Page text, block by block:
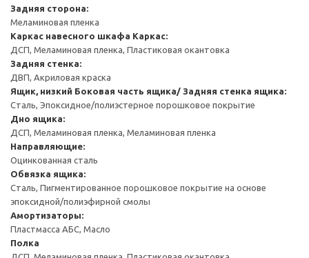
Задняя сторона:
Меламиновая пленка
Каркас навесного шкафа Каркас:
ДСП, Меламиновая пленка, Пластиковая окантовка
Задняя стенка:
ДВП, Акриловая краска
Ящик, низкий Боковая часть ящика/ Задняя стенка ящика:
Сталь, Эпоксидное/полиэстерное порошковое покрытие
Дно ящика:
ДСП, Меламиновая пленка, Меламиновая пленка
Направляющие:
Оцинкованная сталь
Обвязка ящика:
Сталь, Пигментированное порошковое покрытие на основе
эпоксидной/полиэфирной смолы
Амортизаторы:
Пластмасса АБС, Масло
Полка